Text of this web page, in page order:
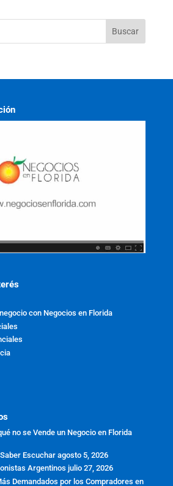
con Negocios en Florida
no se Vende un Negocio en Florida
Escuchar agosto 5, 2026
Argentinos julio 27, 2026
Demandados por los Compradores en